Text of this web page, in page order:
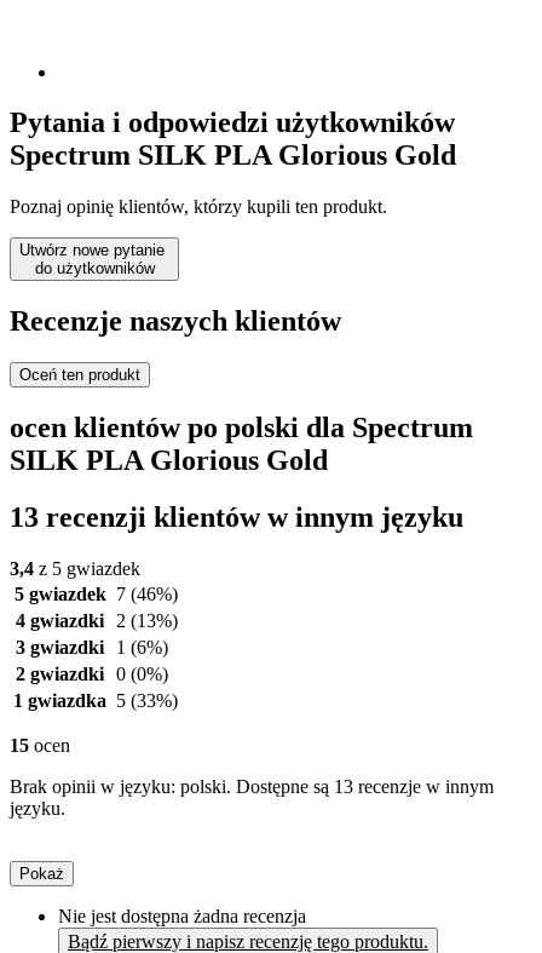
Pytania i odpowiedzi użytkowników
Spectrum SILK PLA Glorious Gold
Poznaj opinię klientów, którzy kupili ten produkt.
Utwórz nowe pytanie
do użytkowników
Recenzje naszych klientów
Oceń ten produkt
ocen klientów po polski dla Spectrum
SILK PLA Glorious Gold
13 recenzji klientów w innym języku
3,4 z 5 gwiazdek
5 gwiazdek 7 (46%)
4 gwiazdki
2 (13%)
3 gwiazdki
1 (6%)
2 gwiazdki 0 (0%)
1 gwiazdka 5 (33%)
15 ocen
Brak opinii w języku: polski. Dostępne są 13 recenzje w innym
języku.
Pokaż
Nie jest dostępna żadna recenzja
Bądź pierwszy i napisz recenzję tego produktu.